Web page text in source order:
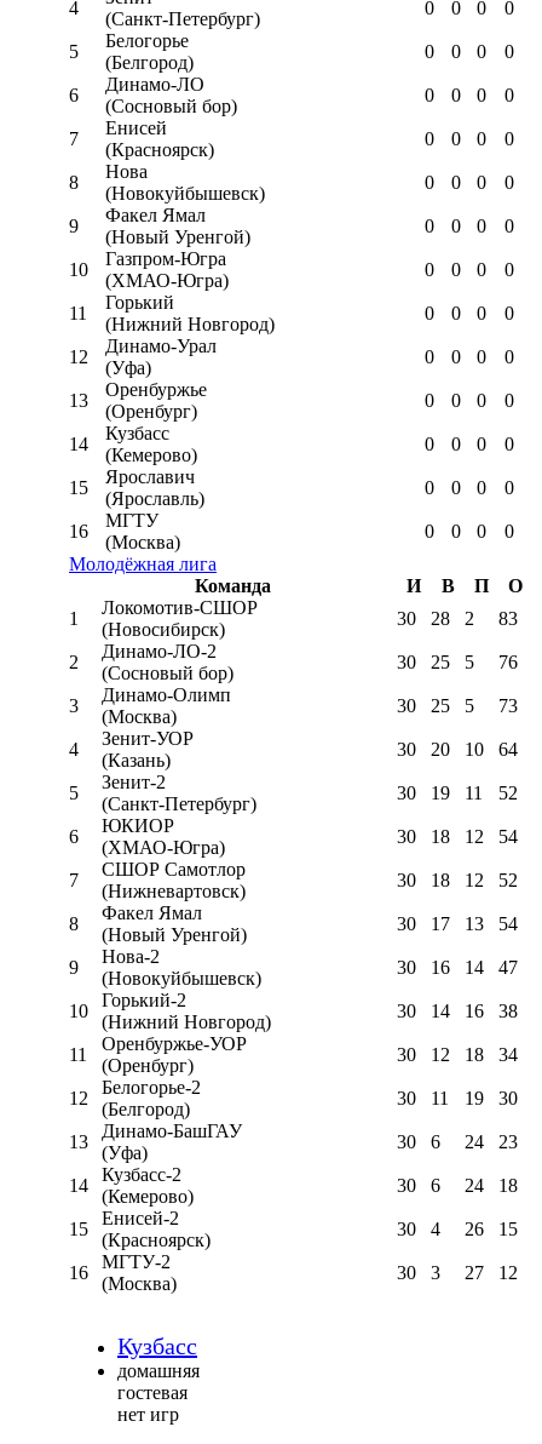
4
(Санкт-Петербург)
0 0 0 0
5
Белогорье
(Белгород)
0 0 0 0
6
Динамо-ЛО
(Сосновый бор)
0 0 0 0
7
Енисей
(Красноярск)
0 0 0 0
8
Нова
(Новокуйбышевск)
0 0 0 0
9
Факел Ямал
(Новый Уренгой)
0 0 0 0
10
Газпром-Югра
(ХМАО-Югра)
0 0 0 0
11
Горький
(Нижний Новгород)
0 0 0 0
12
Динамо-Урал
(Уфа)
0 0 0 0
13
Оренбуржье
(Оренбург)
0 0 0 0
14
Кузбасс
(Кемерово)
0 0 0 0
15
Ярославич
(Ярославль)
0 0 0 0
16
МГТУ
(Москва)
0 0 0
0
Молодёжная лига
Команда
И В П
О
1
Локомотив-CШОР
(Новосибирск)
30 28 2 83
2
Динамо-ЛО-2
(Сосновый бор)
30 25 5 76
3
Динамо-Олимп
(Москва)
30 25 5 73
4
Зенит-УОР
(Казань)
30 20 10 64
5
Зенит-2
(Санкт-Петербург)
30 19 11 52
6
ЮКИОР
(ХМАО-Югра)
30 18 12 54
7
СШОР Самотлор
(Нижневартовск)
30 18 12 52
8
Факел Ямал
(Новый Уренгой)
30 17 13 54
9
Нова-2
(Новокуйбышевск)
30 16 14 47
10
Горький-2
(Нижний Новгород)
30 14 16 38
11
Оренбуржье-УОР
(Оренбург)
30 12 18 34
12
Белогорье-2
(Белгород)
30 11 19 30
13
Динамо-БашГАУ
(Уфа)
30 6 24 23
14
Кузбасс-2
(Кемерово)
30 6 24 18
15
Енисей-2
(Красноярск)
30 4 26 15
16
МГТУ-2
(Москва)
30 3 27 12
Кузбасс
домашняя
гостевая
нет игр